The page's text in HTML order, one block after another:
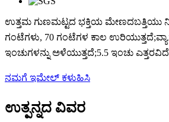
ಉತ್ತಮ ಗುಣಮಟ್ಟದ ಭಕ್ತಿಯ ಮೇಣದಬತ್ತಿಯು
ಗಂಟೆಗಳು, 70 ಗಂಟೆಗಳ ಕಾಲ
ಇಂಚುಗಳನ್ನು ಅಳೆಯುತ್ತದೆ;5.5 ಇಂಚು ಎತ್ತರವಿದೆ
ನಮಗೆ ಇಮೇಲ್ ಕಳುಹಿಸಿ
ಉತ್ಪನ್ನದ ವಿವರ